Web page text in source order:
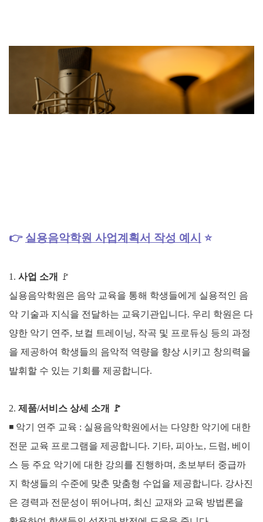
👉 실용음악학원 사업계획서 작성 예시 ⭐
1. 사업 소개
🚩
실용음악학원은 음악 교육을 통해 학생들에게 실용적인 음
악 기술과 지식을 전달하는 교육기관입니다. 우리 학원은 다
양한 악기 연주, 보컬 트레이닝, 작곡 및 프로듀싱 등의 과정
을 제공하여 학생들의 음악적 역량을 향상 시키고 창의력을
발휘할 수 있는 기회를 제공합니다.
2. 제품/서비스 상세 소개
🚩
◾ 악기 연주 교육 : 실용음악학원에서는 다양한 악기에 대한
전문 교육 프로그램을 제공합니다. 기타, 피아노, 드럼, 베이
스 등 주요 악기에 대한 강의를 진행하며, 초보부터 중급까
지 학생들의 수준에 맞춘 맞춤형 수업을 제공합니다. 강사진
은 경력과 전문성이 뛰어나며, 최신 교재와 교육 방법론을